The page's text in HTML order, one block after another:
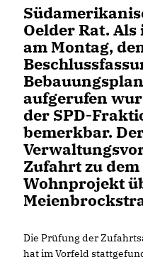
Oelder Rat.
am Montag,
aufgerufen
der SPD-
bemerkbar.
Zufahrt zu
Wohnprojekt
Die Prüfung der
hat im Vorfeld